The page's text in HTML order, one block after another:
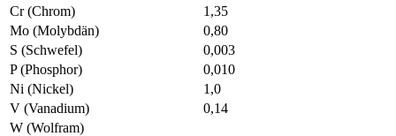
Cr (Chrom)
1,35
Mo (Molybdän)
0,80
S (Schwefel)
0,003
P (Phosphor)
0,010
Ni (Nickel)
1,0
V (Vanadium)
0,14
W (Wolfram)